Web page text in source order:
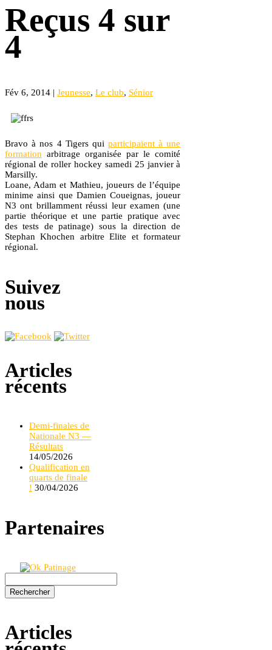
Reçus 4 sur
4
Fév 6, 2014 | Jeunesse, Le club, Sénior
Bravo à nos 4 Tigers quiparticipaient à une
formation arbitrage organisée par le comité
régional de roller hockey samedi 25 janvier à
Marsilly.
Loane, Adam et Mathieu, joueurs de l’équipe
minime ainsi que Damien Coueignas, joueur
N3 ont brillamment réussi leur examen (une
partie théorique et une partie pratique avec
des tests de patinage) sous la direction de
Stephan Khochen arbitre Elite et formateur
régional.
Suivez
nous
Articles
récents
Demi-finales de
Nationale N3 —
Résultats
14/05/2026
Qualification en
quarts de finale
! 30/04/2026
Partenaires
Rechercher :
Articles